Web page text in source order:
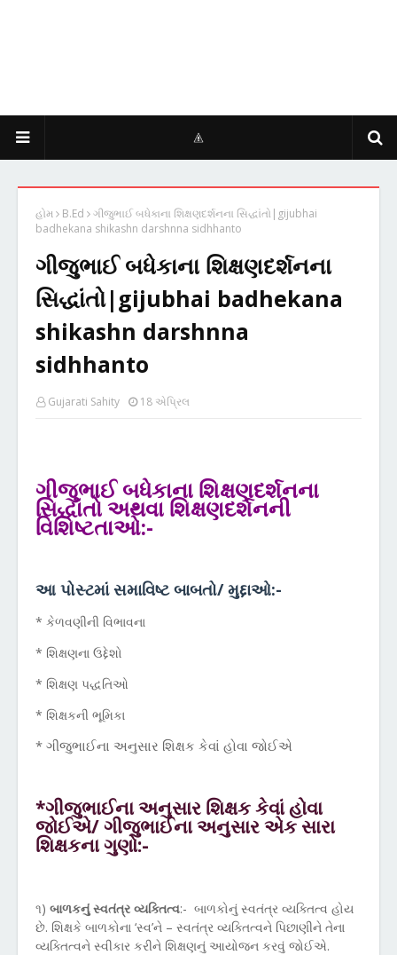
હોમ B.Ed
ગીજુભાઈ બધેકાના શિક્ષણદર્શનના સિદ્ધાંતો|gijubhai
badhekana shikashn darshnna sidhhanto
ગીજુભાઈ બધેકાના શિક્ષણદર્શનના
સિદ્ધાંતો|gijubhai badhekana
shikashn darshnna
sidhhanto
Gujarati Sahity 18 એપ્રિલ
ગીજુભાઈ બધેકાના શિક્ષણદર્શનના
સિદ્ધાંતો અથવા શિક્ષણદર્શનની
વિશિષ્ટતાઓ:-
આ પોસ્ટમાં સમાવિષ્ટ બાબતો/ મુદ્દાઓ:-
* કેળવણીની વિભાવના
* શિક્ષણના ઉદ્દેશો
* શિક્ષણ પદ્ધતિઓ
* શિક્ષકની ભૂમિકા
* ગીજુભાઈના અનુસાર શિક્ષક કેવાં હોવા જોઈએ
*ગીજુભાઈના અનુસાર શિક્ષક કેવાં હોવા
જોઈએ/ ગીજુભાઈના અનુસાર એક સારા
શિક્ષકના ગુણો:-
૧) બાળકનું સ્વતંત્ર વ્યક્તિત્વ:- બાળકોનું સ્વતંત્ર વ્યક્તિત્વ હોય
છે. શિક્ષકે બાળકોના ‘સ્વ’ને – સ્વતંત્ર વ્યક્તિત્વને પિછાણીને તેના
વ્યક્તિત્વને સ્વીકાર કરીને શિક્ષણનું આયોજન કરવું જોઈએ.